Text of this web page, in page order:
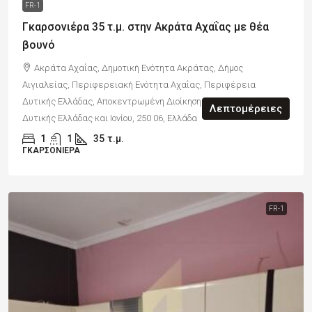
FR-1
Γκαρσονιέρα 35 τ.μ. στην Ακράτα Αχαΐας με θέα
βουνό
Ακράτα Αχαΐας, Δημοτική Ενότητα Ακράτας, Δήμος
Αιγιαλείας, Περιφερειακή Ενότητα Αχαΐας, Περιφέρεια
Δυτικής Ελλάδας, Αποκεντρωμένη Διοίκηση Πελοποννήσου,
Δυτικής Ελλάδας και Ιονίου, 250 06, Ελλάδα
1 1 35 τ.μ.
ΓΚΑΡΣΟΝΙΈΡΑ
Λεπτομέρειες
FR-1